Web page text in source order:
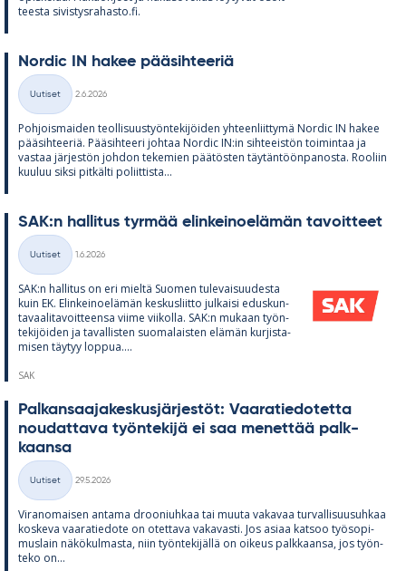
teesta si­vis­tys­ra­hasto.fi.
Nor­dic IN ha­kee pää­sih­tee­riä
Kategoriat
Uutiset
2.6.2026
Poh­jois­mai­den teol­li­suus­työn­te­ki­jöi­den yh­teen­liit­tymä Nor­dic IN ha­kee
pää­sih­tee­riä. Pää­sih­teeri joh­taa Nor­dic IN:in sih­tee­is­tön toi­min­taa ja
vas­taa jär­jes­tön joh­don te­ke­mien pää­tös­ten täy­tän­töön­pa­nosta. Roo­liin
kuu­luu siksi pit­kälti po­liit­tista...
SAK:n hal­li­tus tyr­mää elin­kei­noe­lä­män ta­voit­teet
Kategoriat
Uutiset
1.6.2026
SAK:n hal­li­tus on eri mieltä Suo­men tu­le­vai­suu­desta
kuin EK. Elin­kei­noe­lä­män kes­kus­liitto jul­kaisi edus­kun­
ta­vaa­li­ta­voit­teensa viime vii­kolla. SAK:n mu­kaan työn­
te­ki­jöi­den ja ta­val­lis­ten suo­ma­lais­ten elä­män kur­jis­ta­
mi­sen täy­tyy lop­pua....
SAK
Pal­kan­saa­ja­kes­kus­jär­jes­töt: Vaa­ra­tie­do­tetta
nou­dat­tava työn­te­kijä ei saa me­net­tää palk­
kaansa
Kategoriat
Uutiset
29.5.2026
Vi­ran­omai­sen an­tama droo­niuh­kaa tai muuta va­ka­vaa tur­val­li­suusuh­kaa
kos­keva vaa­ra­tie­dote on otet­tava va­ka­vasti. Jos asiaa kat­soo työ­so­pi­
mus­lain nä­kö­kul­masta, niin työn­te­ki­jällä on oi­keus palk­kaansa, jos työn­
teko on...